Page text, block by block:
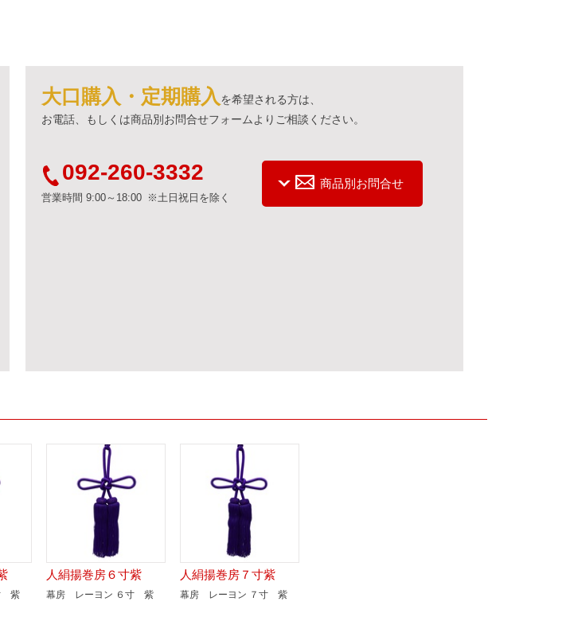
大口購入・定期購入 を希望される方は、
お電話、もしくは商品別お問合せフォームよりご相談ください。
092-260-3332
営業時間 9:00～18:00 ※土日祝日を除く
商品別お問合せ
紫
人絹揚巻房６寸紫
幕房 レーヨン ６寸 紫
人絹揚巻房７寸紫
幕房 レーヨン ７寸 紫